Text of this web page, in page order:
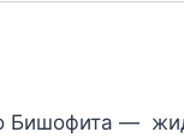
Бишофита —